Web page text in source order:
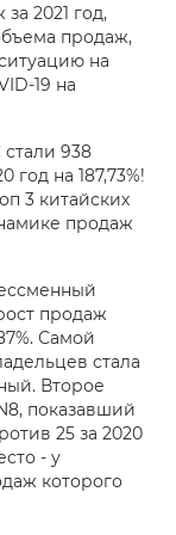
2021 год,
продаж,
на
19 на
938
год на 187,73%!
3 китайских
продаж
продаж
Самой
стала
Второе
показавший
25 за 2020
- у
которого